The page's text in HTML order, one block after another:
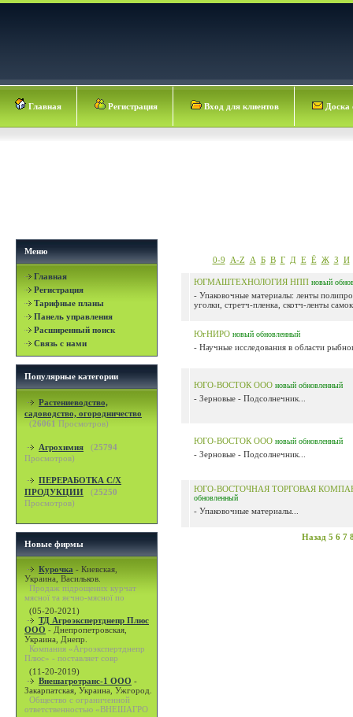
Главная Регистрация Вход для клиентов Доска
Меню
Главная
Регистрация
Тарифные планы
Панель управления
Расширенный поиск
Связь с нами
Популярные категории
Растениеводство,
садоводство, огородничество
(26061 Просмотров)
Агрохимия (25794
Просмотров)
ПЕРЕРАБОТКА С/Х
ПРОДУКЦИИ
(25250
Просмотров)
Новые фирмы
Курочка - Киевская,
Украина, Васильков.
Продаж підрощених курчат
мясної та яєчно-мясної по
(05-20-2021)
ТД Агроэкспертднепр Плюс
ООО - Днепропетровская,
Украина, Днепр.
Компания «Агроэкспертднепр
Плюс» - поставляет совр
(11-20-2019)
Внешагротранс-1 ООО -
Закарпатская, Украина, Ужгород.
Общество с ограниченной
ответственностью «ВНЕШАГРО
0-9 A-Z А Б В Г Д Е Ё Ж З И
ЮГМАШТЕХНОЛОГИЯ НПП новый
- Упаковочные материалы: ленты
уголки, стретч-пленка, скотч-ленты
ЮгНИРО новый обновленный
- Научные исследования в области
ЮГО-ВОСТОК ООО новый обновленный
- Зерновые - Подсолнечник...
ЮГО-ВОСТОК ООО новый обновленный
- Зерновые - Подсолнечник...
ЮГО-ВОСТОЧНАЯ ТОРГОВАЯ
обновленный
- Упаковочные материалы...
Назад 5 6 7